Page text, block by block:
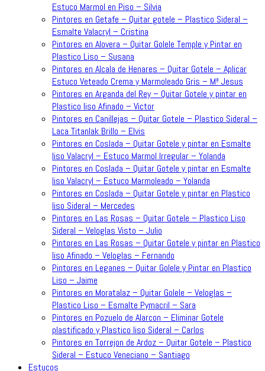
Estuco Marmol en Piso – Silvia
Pintores en Getafe – Quitar gotele – Plastico Sideral –
Esmalte Valacryl – Cristina
Pintores en Alovera – Quitar Golele Temple y Pintar en
Plastico Liso – Susana
Pintores en Alcala de Henares – Quitar Gotele – Aplicar
Estuco Veteado Crema y Marmoleado Gris – Mª Jesus
Pintores en Arganda del Rey – Quitar Gotele y pintar en
Plastico liso Afinado – Victor
Pintores en Canillejas – Quitar Gotele – Plastico Sideral –
Laca Titanlak Brillo – Elvis
Pintores en Coslada – Quitar Gotele y pintar en Esmalte
liso Valacryl – Estuco Marmol Irregular – Yolanda
Pintores en Coslada – Quitar Gotele y pintar en Esmalte
liso Valacryl – Estuco Marmoleado – Yolanda
Pintores en Coslada – Quitar Gotele y pintar en Plastico
liso Sideral – Mercedes
Pintores en Las Rosas – Quitar Gotele – Plastico Liso
Sideral – Veloglas Visto – Julio
Pintores en Las Rosas – Quitar Gotele y pintar en Plastico
liso Afinado – Veloglas – Fernando
Pintores en Leganes – Quitar Golele y Pintar en Plastico
Liso – Jaime
Pintores en Moratalaz – Quitar Golele – Veloglas –
Plastico Liso – Esmalte Pymacril – Sara
Pintores en Pozuelo de Alarcon – Eliminar Gotele
plastificado y Plastico liso Sideral – Carlos
Pintores en Torrejon de Ardoz – Quitar Gotele – Plastico
Sideral – Estuco Veneciano – Santiago
Estucos